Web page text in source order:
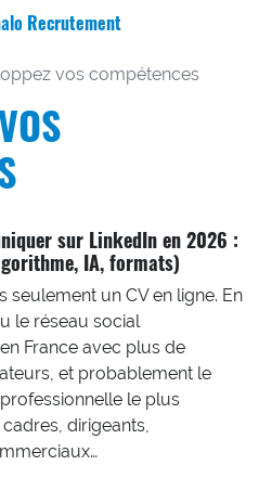
Recrutement
vos compétences
sur LinkedIn en 2026 :
IA, formats)
seulement un CV en ligne. En
le réseau social
France avec plus de
et probablement le
le plus
dirigeants,